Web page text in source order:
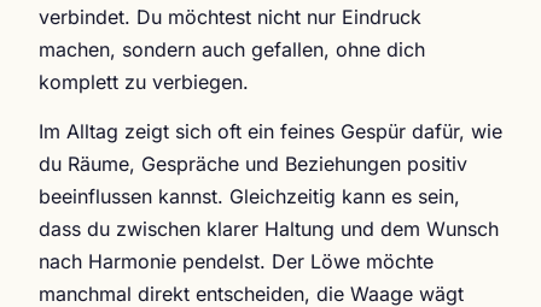
verbindet. Du möchtest nicht nur Eindruck
machen, sondern auch gefallen, ohne dich
komplett zu verbiegen.
Im Alltag zeigt sich oft ein feines Gespür dafür, wie
du Räume, Gespräche und Beziehungen positiv
beeinflussen kannst. Gleichzeitig kann es sein,
dass du zwischen klarer Haltung und dem Wunsch
nach Harmonie pendelst. Der Löwe möchte
manchmal direkt entscheiden, die Waage wägt